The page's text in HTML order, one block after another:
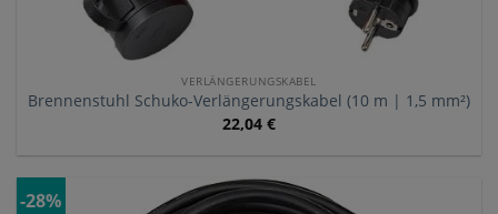
VERLÄNGERUNGSKABEL
Brennenstuhl Schuko-Verlängerungskabel (10 m | 1,5 mm²)
22,04 €
-28%